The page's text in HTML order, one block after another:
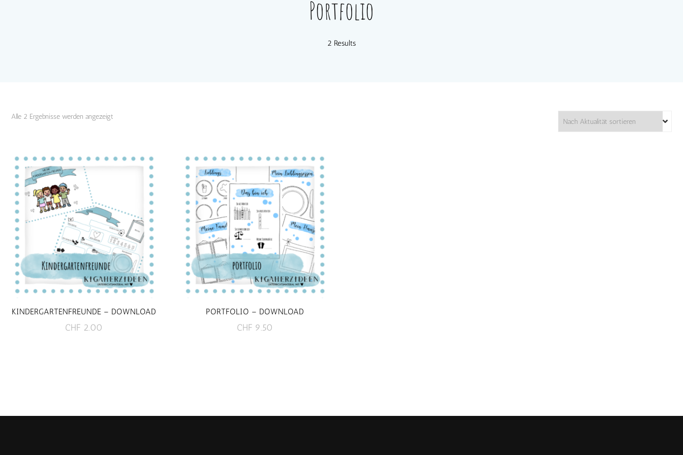
Portfolio
2 Results
Alle 2 Ergebnisse werden angezeigt
KINDERGARTENFREUNDE – DOWNLOAD
CHF 2.00
PORTFOLIO – DOWNLOAD
CHF 9.50